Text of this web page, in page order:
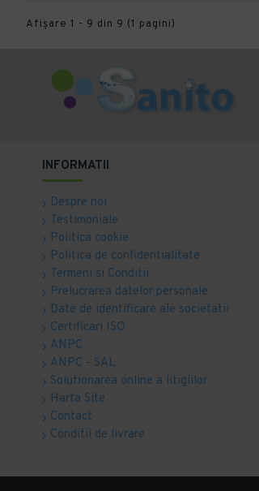
Afişare 1 - 9 din 9 (1 pagini)
INFORMATII
Despre noi
Testimoniale
Politica cookie
Politica de confidentialitate
Termeni si Conditii
Prelucrarea datelor personale
Date de identificare ale societatii
Certificari ISO
ANPC
ANPC - SAL
Solutionarea online a litigiilor
Harta Site
Contact
Conditii de livrare